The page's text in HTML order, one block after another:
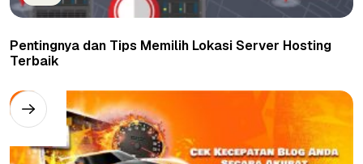
Pentingnya dan Tips Memilih Lokasi Server Hosting
Terbaik